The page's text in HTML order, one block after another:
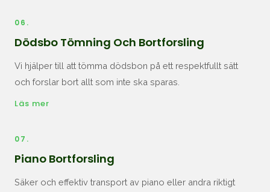
06.
Dödsbo Tömning Och Bortforsling
Vi hjälper till att tömma dödsbon på ett respektfullt sätt
och forslar bort allt som inte ska sparas.
Läs mer
07.
Piano Bortforsling
Säker och effektiv transport av piano eller andra riktigt